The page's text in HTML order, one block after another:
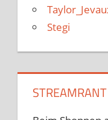
Stegi